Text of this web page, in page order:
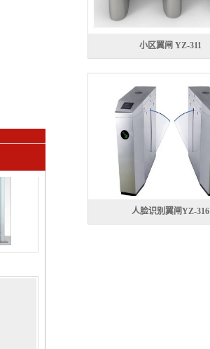
小区翼闸 YZ-311
人脸识别翼闸YZ-316